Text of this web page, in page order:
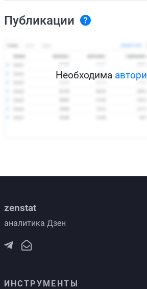
Публикации
Необходима
zenstat
аналитика Дзен
ИНСТРУМЕНТЫ